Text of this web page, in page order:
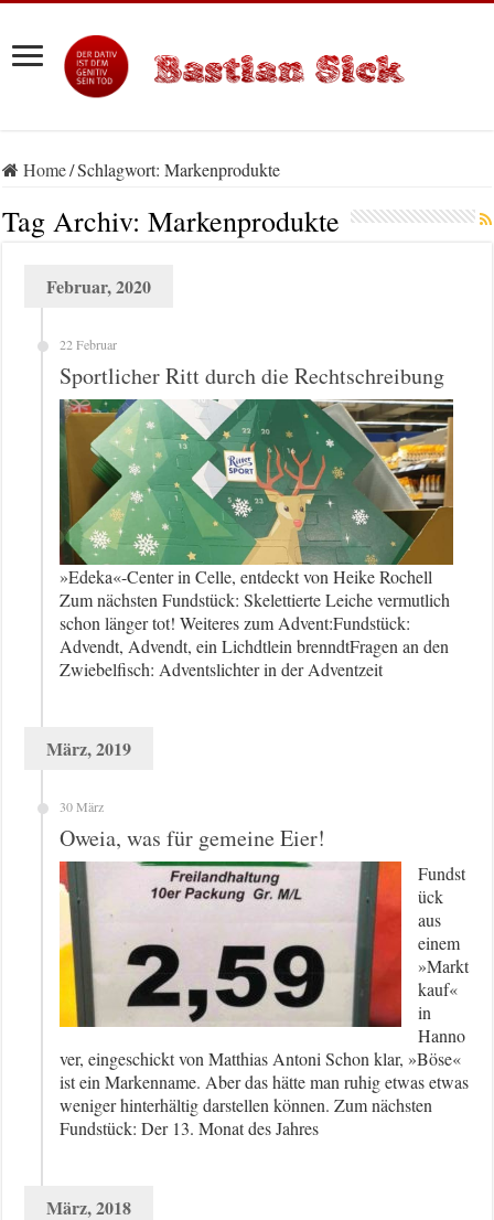
Home/Schlagwort:Markenprodukte
Tag Archiv:Markenprodukte
Februar, 2020
22 Februar
Sportlicher Ritt durch die Rechtschreibung
»Edeka«-Center in Celle, entdeckt von Heike Rochell
Zum nächsten Fundstück: Skelettierte Leiche vermutlich
schon länger tot! Weiteres zum Advent:Fundstück:
Advendt, Advendt, ein Lichdtlein brenndtFragen an den
Zwiebelfisch: Adventslichter in der Adventzeit
März, 2019
30 März
Oweia, was für gemeine Eier!
Fundst
ück
aus
einem
»Markt
kauf«
in
Hanno
ver, eingeschickt von Matthias Antoni Schon klar, »Böse«
ist ein Markenname. Aber das hätte man ruhig etwas etwas
weniger hinterhältig darstellen können. Zum nächsten
Fundstück: Der 13. Monat des Jahres
März, 2018